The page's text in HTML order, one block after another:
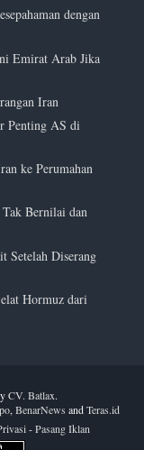
dengan
Emirat Arab Jika
Iran
Penting AS di
ke Perumahan
Bernilai dan
Setelah Diserang
Hormuz dari
CV. Batlax.
, BenarNews andTeras.id
-Pasang Iklan